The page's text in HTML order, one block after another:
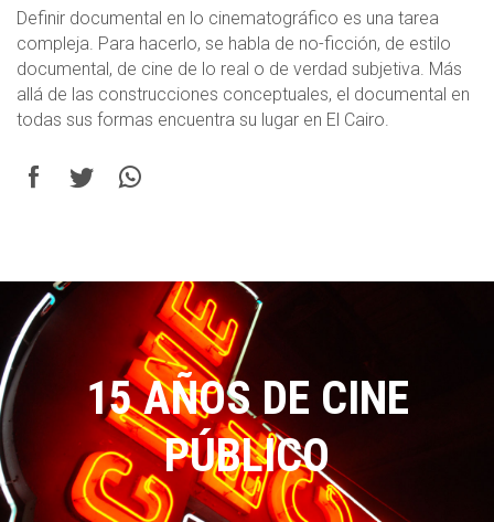
Definir documental en lo cinematográfico es una tarea
compleja. Para hacerlo, se habla de no-ficción, de estilo
documental, de cine de lo real o de verdad subjetiva. Más
allá de las construcciones conceptuales, el documental en
todas sus formas encuentra su lugar en El Cairo.
15 AÑOS DE CINE
PÚBLICO